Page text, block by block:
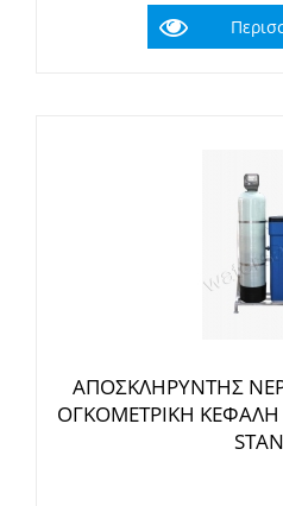
ΑΠΟΣΚΛΗΡΥΝΤΗΣ
ΟΓΚΟΜΕΤΡΙΚΗ ΚΕΦΑΛΗ